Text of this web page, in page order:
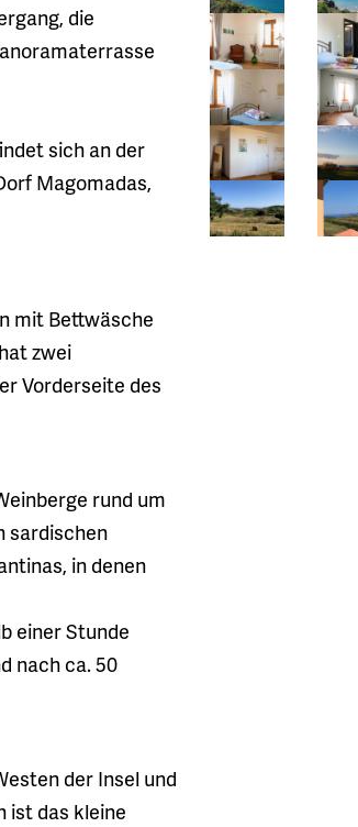
die
sich an der
Magomadas,
mit Bettwäsche
zwei
Vorderseite des
rund um
sardischen
in denen
einer Stunde
nach ca. 50
der Insel und
ist das kleine